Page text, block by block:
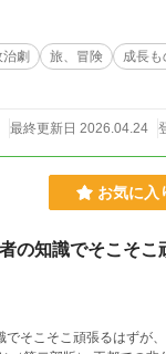
づけば王弟殿下に呼び出
治劇 旅、冒険
成長も
最終更新日 2026.04.24
お気に入
の知識でそこそこ
そこそこ頑張るはずが